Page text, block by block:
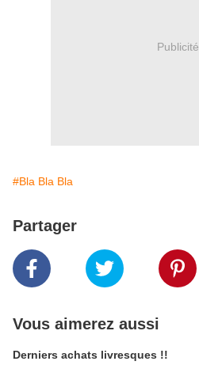
Publicité
#Bla Bla Bla
Partager
Vous aimerez aussi
Derniers achats livresques !!